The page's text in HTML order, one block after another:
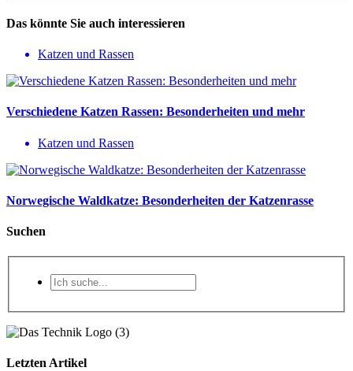
Das könnte Sie auch interessieren
Katzen und Rassen
Verschiedene Katzen Rassen: Besonderheiten und mehr
Katzen und Rassen
Norwegische Waldkatze: Besonderheiten der Katzenrasse
Suchen
Letzten Artikel